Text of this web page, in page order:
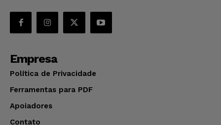
Empresa
Política de Privacidade
Ferramentas para PDF
Apoiadores
Contato